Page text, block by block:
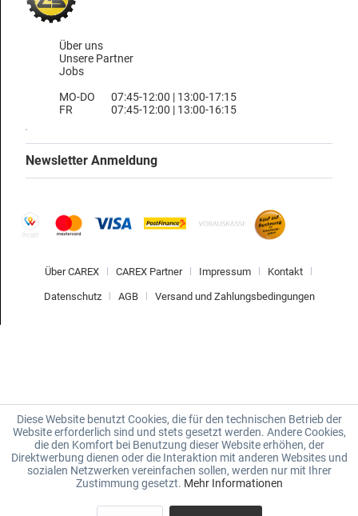
Über uns
Unsere Partner
Jobs
MO-DO
FR
07:45-12:00 | 13:00-17:15
07:45-12:00 | 13:00-16:15
Newsletter Anmeldung
Über CAREX CAREX Partner Impressum Kontakt
Datenschutz AGB Versand und Zahlungsbedingungen
Diese Website benutzt Cookies, die für den technischen Betrieb der
Website erforderlich sind und stets gesetzt werden. Andere Cookies,
die den Komfort bei Benutzung dieser Website erhöhen, der
Direktwerbung dienen oder die Interaktion mit anderen Websites und
sozialen Netzwerken vereinfachen sollen, werden nur mit Ihrer
Zustimmung gesetzt. Mehr Informationen